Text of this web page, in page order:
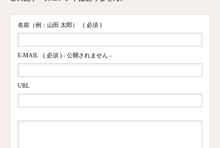
名前（例：山田 太郎） ( 必須 )
E-MAIL ( 必須 ) - 公開されません -
URL